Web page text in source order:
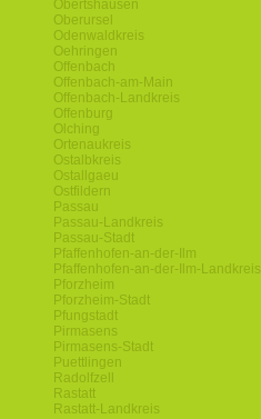
Obertshausen
Oberursel
Odenwaldkreis
Oehringen
Offenbach
Offenbach-am-Main
Offenbach-Landkreis
Offenburg
Olching
Ortenaukreis
Ostalbkreis
Ostallgaeu
Ostfildern
Passau
Passau-Landkreis
Passau-Stadt
Pfaffenhofen-an-der-Ilm
Pfaffenhofen-an-der-Ilm-Landkreis
Pforzheim
Pforzheim-Stadt
Pfungstadt
Pirmasens
Pirmasens-Stadt
Puettlingen
Radolfzell
Rastatt
Rastatt-Landkreis